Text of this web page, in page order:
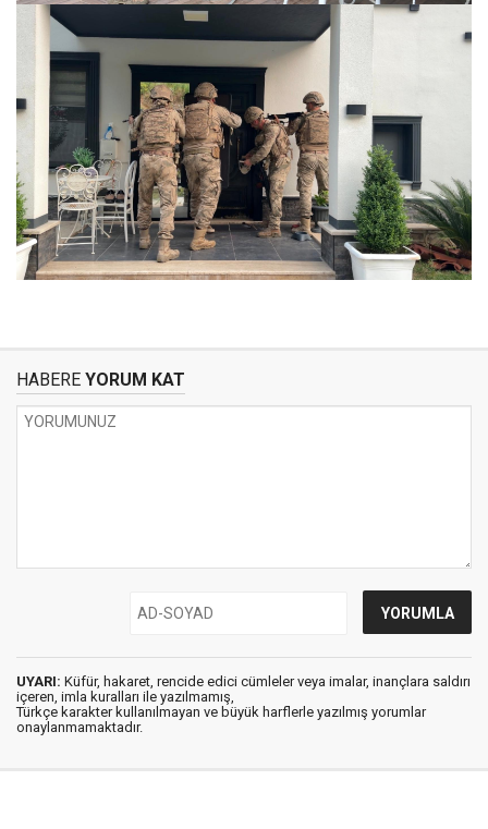
HABERE YORUM KAT
UYARI: Küfür, hakaret, rencide edici cümleler veya imalar, inançlara saldırı
içeren, imla kuralları ile yazılmamış,
Türkçe karakter kullanılmayan ve büyük harflerle yazılmış yorumlar
onaylanmamaktadır.